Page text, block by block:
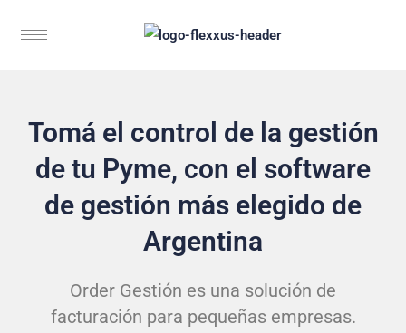
Tomá el control de la gestión
de tu Pyme, con el software
de gestión más elegido de
Argentina
Order Gestión es una solución de
facturación para pequeñas empresas.